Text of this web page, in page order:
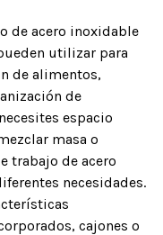
de acero inoxidable
utilizar para
de alimentos,
de
espacio
masa o
trabajo de acero
necesidades.
cajones o